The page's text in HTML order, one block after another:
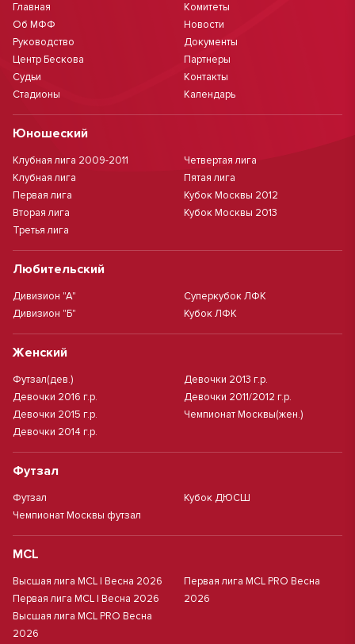
Главная
Об МФФ
Руководство
Центр Бескова
Судьи
Стадионы
Комитеты
Новости
Документы
Партнеры
Контакты
Календарь
Юношеский
Клубная лига 2009-2011
Клубная лига
Первая лига
Вторая лига
Третья лига
Четвертая лига
Пятая лига
Кубок Москвы 2012
Кубок Москвы 2013
Любительский
Дивизион "А"
Дивизион "Б"
Суперкубок ЛФК
Кубок ЛФК
Женский
Футзал(дев.)
Девочки 2016 г.р.
Девочки 2015 г.р.
Девочки 2014 г.р.
Девочки 2013 г.р.
Девочки 2011/2012 г.р.
Чемпионат Москвы(жен.)
Футзал
Футзал
Чемпионат Москвы футзал
Кубок ДЮСШ
MCL
Высшая лига MCL | Весна 2026
Первая лига MCL | Весна 2026
Высшая лига MCL PRO Весна
2026
Первая лига MCL PRO Весна
2026